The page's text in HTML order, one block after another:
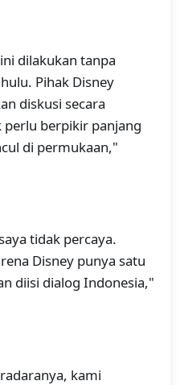
dilakukan tanpa
Pihak Disney
diskusi secara
perlu berpikir panjang
di permukaan,"
tidak percaya.
Disney punya satu
diisi dialog Indonesia,"
kami